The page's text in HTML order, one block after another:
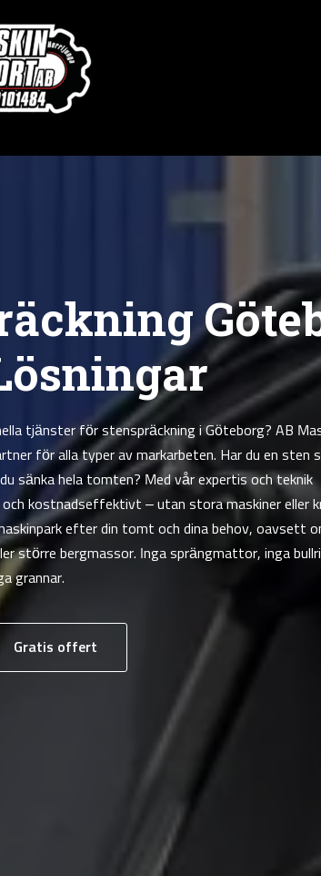
tjänster för stenspräckning i Göteborg? AB
för alla typer av markarbeten. Har du en sten
sänka hela tomten? Med vår expertis och teknik
kostnadseffektivt – utan stora maskiner eller
efter din tomt och dina behov, oavsett
större bergmassor. Inga sprängmattor, inga
grannar.
Gratis offert